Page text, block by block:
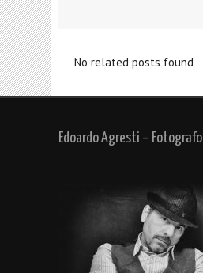
No related posts found
Edoardo Agresti – Fotografo